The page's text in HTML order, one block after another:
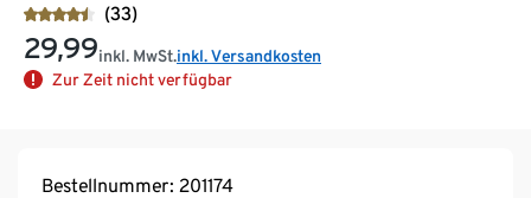
(33)
29,99inkl. MwSt.inkl. Versandkosten
Zur Zeit nicht verfügbar
Bestellnummer: 201174